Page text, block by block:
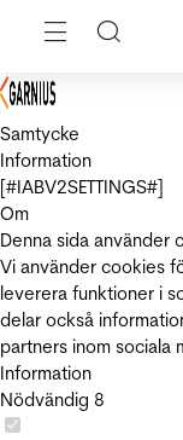
Samtycke
Information
[#IABV2SETTINGS#]
Om
Denna sida använder
Vi använder cookies
leverera funktioner i
delar också
partners inom sociala
Information
Nödvändig 8